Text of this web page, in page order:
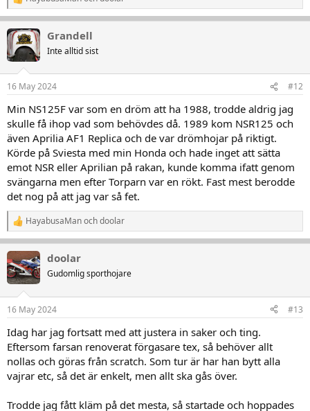
R
e
a
k
t
i
e
:
Grandell
Inte alltid sist
16 May 2024 #12
Min NS125F var som en dröm att ha 1988, trodde aldrig jag
skulle få ihop vad som behövdes då. 1989 kom NSR125 och
även Aprilia AF1 Replica och de var drömhojar på riktigt.
Körde på Sviesta med min Honda och hade inget att sätta
emot NSR eller Aprilian på rakan, kunde komma ifatt genom
svängarna men efter Torparn var en rökt. Fast mest berodde
det nog på att jag var så fet.
R
e
k
t
i
e
:
HayabusaManochdoolar
doolar
Gudomlig sporthojare
16 May 2024 #13
Idag har jag fortsatt med att justera in saker och ting.
Eftersom farsan renoverat förgasare tex, så behöver allt
nollas och göras från scratch. Som tur är har han bytt alla
vajrar etc, så det är enkelt, men allt ska gås över.
Trodde jag fått kläm på det mesta, så startade och hoppades